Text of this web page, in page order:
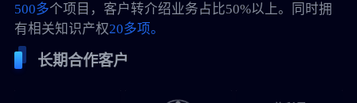
500多个项目，客户转介绍业务占比50%以上。同时拥
有相关知识产权20多项。
长期合作客户